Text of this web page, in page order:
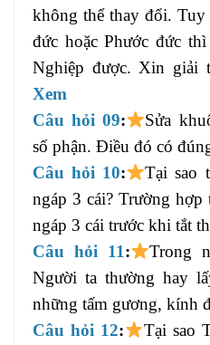
không thể thay đổi.
đức hoặc Phước đức
Nghiệp được. Xin giải
Xem
Câu hỏi 09:
Sửa
số phận. Điều đó có
Câu hỏi 10:
Tại sao
ngáp 3 cái? Trường
ngáp 3 cái trước khi tắt
Câu hỏi 11:
Trong
Người ta thường hay
những tấm gương, kính
Câu hỏi 12:
Tại sao